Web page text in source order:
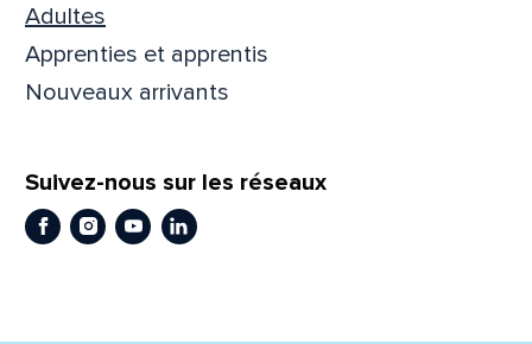
Adultes
Apprenties et apprentis
Nouveaux arrivants
Suivez-nous sur les réseaux
Facebook
Instagram
YoutubeLinkedIn